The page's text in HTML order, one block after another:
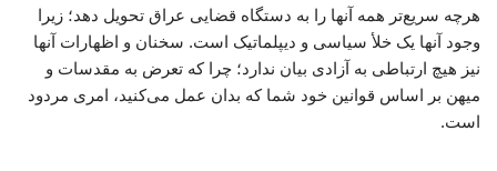
هرچه سریع‌تر همه آنها را به دستگاه قضایی عراق تحویل دهد؛ زیرا
وجود آنها یک خلأ سیاسی و دیپلماتیک است. سخنان و اظهارات آنها
نیز هیچ ارتباطی به آزادی بیان ندارد؛ چرا که تعرض به مقدسات و
میهن بر اساس قوانین خود شما که بدان عمل می‌کنید، امری مردود
است.